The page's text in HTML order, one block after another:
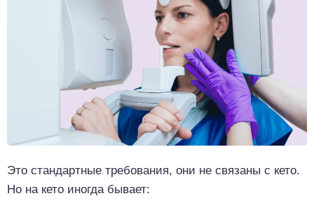
Это стандартные требования, они не связаны с кето.
Но на кето иногда бывает: